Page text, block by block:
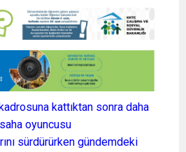
kattıktan sonra daha
oyuncusu
sürdürürken gündemdeki